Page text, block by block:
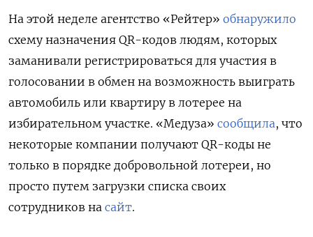
На этой неделе агентство «Рейтер» обнаружило
схему назначения QR-кодов людям, которых
заманивали регистрироваться для участия в
голосовании в обмен на возможность выиграть
автомобиль или квартиру в лотерее на
избирательном участке. «Медуза» сообщила, что
некоторые компании получают QR-коды не
только в порядке добровольной лотереи, но
просто путем загрузки списка своих
сотрудников на сайт.